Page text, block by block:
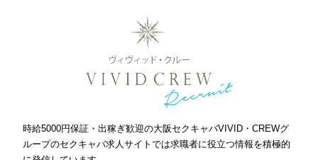
時給5000円保証・出稼ぎ歓迎の大阪セクキャバVIVID・CREWグ
ループのセクキャバ求人サイトでは求職者に役立つ情報を積極的